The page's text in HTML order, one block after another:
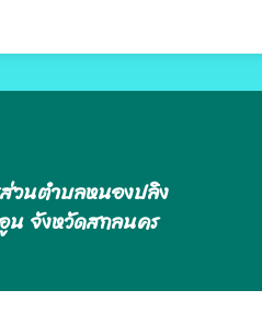
วนตำบลหนองปลิง
น จังหวัดสกลนคร